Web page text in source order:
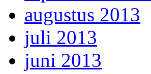
augustus 2013
juli 2013
juni 2013